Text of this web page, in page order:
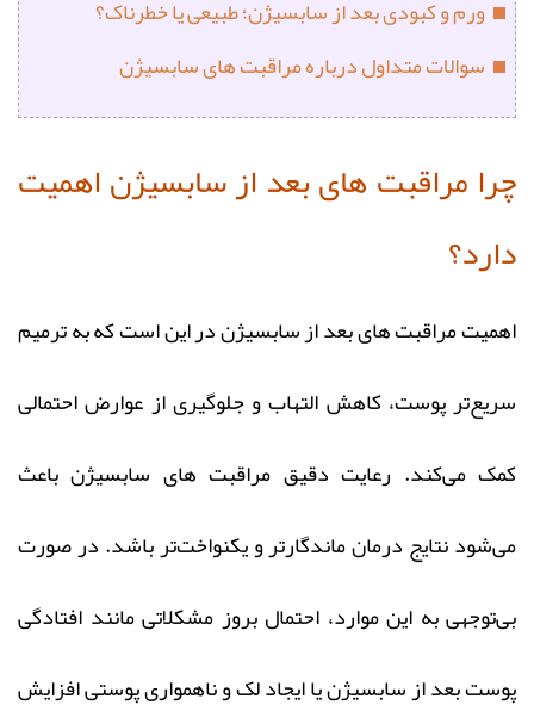
ورم و کبودی بعد از سابسیژن؛ طبیعی یا خطرناک؟
سوالات متداول درباره مراقبت های سابسیژن
چرا مراقبت های بعد از سابسیژن اهمیت
دارد؟
اهمیت مراقبت‌ های بعد از سابسیژن در این است که به ترمیم
سریع‌تر پوست، کاهش التهاب و جلوگیری از عوارض احتمالی
کمک می‌کند. رعایت دقیق مراقبت‌ های سابسیژن باعث
می‌شود نتایج درمان ماندگارتر و یکنواخت‌تر باشد. در صورت
بی‌توجهی به این موارد، احتمال بروز مشکلاتی مانند افتادگی
پوست بعد از سابسیژن یا ایجاد لک و ناهمواری پوستی افزایش